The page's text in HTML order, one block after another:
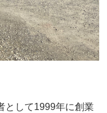
として1999年に創業